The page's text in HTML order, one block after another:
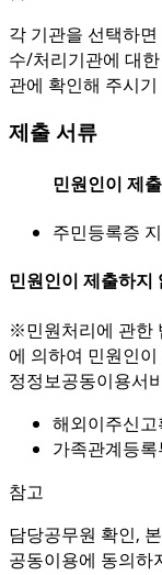
각 기관을 선택하
수/처리기관에 대
관에 확인해 주시
제출 서류
민원인이 제
주민등록증
민원인이 제출하지
※민원처리에 관한
에 의하여 민원인
정정보공동이용서
해외이주신고
가족관계등록
참고
담당공무원 확인,
공동이용에 동의하